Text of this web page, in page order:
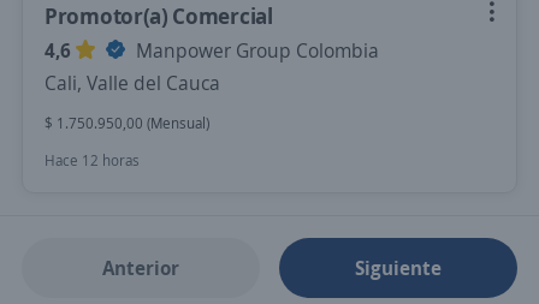
Promotor(a) Comercial
4,6
Manpower Group Colombia
Cali, Valle del Cauca
$ 1.750.950,00 (Mensual)
Hace 12 horas
Anterior Siguiente